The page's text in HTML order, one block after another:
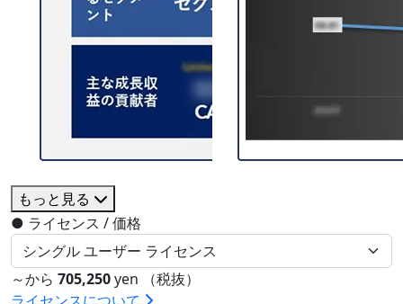
もっと見る
● ライセンス / 価格
～から 705,250yen （税抜）